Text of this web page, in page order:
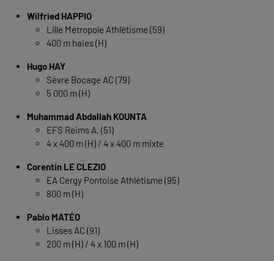
Wilfried HAPPIO
Lille Métropole Athlétisme (59)
400 m haies (H)
Hugo HAY
Sèvre Bocage AC (79)
5 000 m (H)
Muhammad Abdallah KOUNTA
EFS Reims A. (51)
4 x 400 m (H) / 4 x 400 m mixte
Corentin LE CLEZIO
EA Cergy Pontoise Athlétisme (95)
800 m (H)
Pablo MATÉO
Lisses AC (91)
200 m (H) / 4 x 100 m (H)